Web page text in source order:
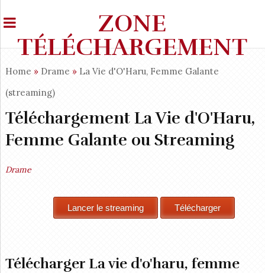
ZONE
TÉLÉCHARGEMENT
Home » Drame » La Vie d'O'Haru, Femme Galante
(streaming)
Téléchargement La Vie d'O'Haru,
Femme Galante ou Streaming
Drame
Télécharger La vie d'o'haru, femme